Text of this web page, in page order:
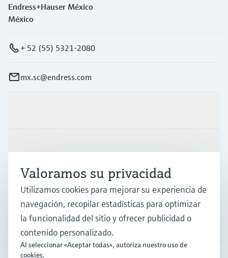
Endress+Hauser México
México
+ 52 (55) 5321-2080
mx.sc@endress.com
Soporte
Compañía
Valoramos su privacidad
Utilizamos cookies para mejorar su experiencia de
navegación, recopilar estadísticas para optimizar
la funcionalidad del sitio y ofrecer publicidad o
contenido personalizado.
Al seleccionar «Aceptar todas», autoriza nuestro uso de
cookies.